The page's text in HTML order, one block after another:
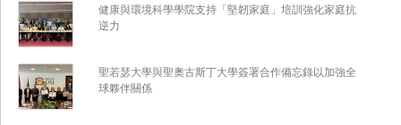
健康與環境科學學院支持「堅韌家庭」培訓強化家庭抗
逆力
聖若瑟大學與聖奧古斯丁大學簽署合作備忘錄以加強全
球夥伴關係